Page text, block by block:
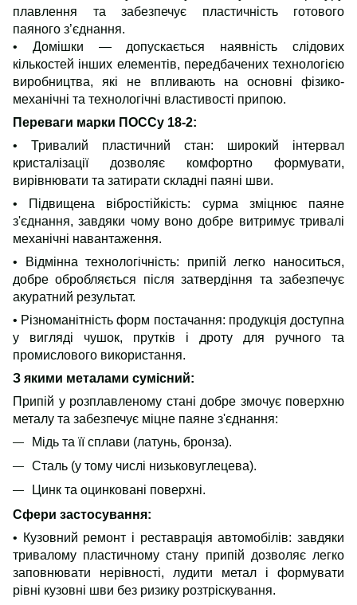
плавлення та забезпечує пластичність готового
паяного з’єднання.
• Домішки — допускається наявність слідових
кількостей інших елементів, передбачених технологією
виробництва, які не впливають на основні фізико-
механічні та технологічні властивості припою.
Переваги марки ПОССу 18-2:
• Тривалий пластичний стан: широкий інтервал
кристалізації дозволяє комфортно формувати,
вирівнювати та затирати складні паяні шви.
• Підвищена вібростійкість: сурма зміцнює паяне
з'єднання, завдяки чому воно добре витримує тривалі
механічні навантаження.
• Відмінна технологічність: припій легко наноситься,
добре обробляється після затвердіння та забезпечує
акуратний результат.
• Різноманітність форм постачання: продукція доступна
у вигляді чушок, прутків і дроту для ручного та
промислового використання.
З якими металами сумісний:
Припій у розплавленому стані добре змочує поверхню
металу та забезпечує міцне паяне з'єднання:
Мідь та її сплави (латунь, бронза).
Сталь (у тому числі низьковуглецева).
Цинк та оцинковані поверхні.
Сфери застосування:
• Кузовний ремонт і реставрація автомобілів: завдяки
тривалому пластичному стану припій дозволяє легко
заповнювати нерівності, лудити метал і формувати
рівні кузовні шви без ризику розтріскування.